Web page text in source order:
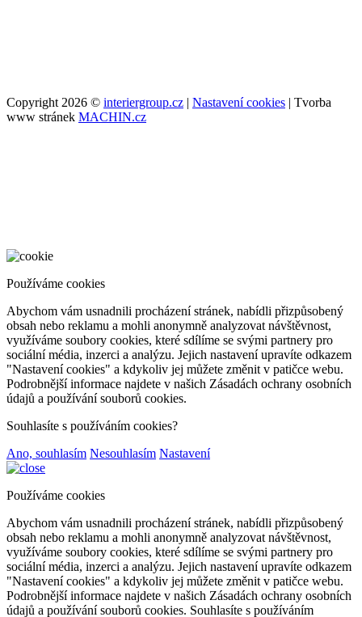
Copyright 2026 © interiergroup.cz | Nastavení cookies | Tvorba
www stránek MACHIN.cz
Používáme cookies
Abychom vám usnadnili procházení stránek, nabídli přizpůsobený
obsah nebo reklamu a mohli anonymně analyzovat návštěvnost,
využíváme soubory cookies, které sdílíme se svými partnery pro
sociální média, inzerci a analýzu. Jejich nastavení upravíte odkazem
"Nastavení cookies" a kdykoliv jej můžete změnit v patičce webu.
Podrobnější informace najdete v našich Zásadách ochrany osobních
údajů a používání souborů cookies.
Souhlasíte s používáním cookies?
Ano, souhlasím Nesouhlasím Nastavení
Používáme cookies
Abychom vám usnadnili procházení stránek, nabídli přizpůsobený
obsah nebo reklamu a mohli anonymně analyzovat návštěvnost,
využíváme soubory cookies, které sdílíme se svými partnery pro
sociální média, inzerci a analýzu. Jejich nastavení upravíte odkazem
"Nastavení cookies" a kdykoliv jej můžete změnit v patičce webu.
Podrobnější informace najdete v našich Zásadách ochrany osobních
údajů a používání souborů cookies. Souhlasíte s používáním